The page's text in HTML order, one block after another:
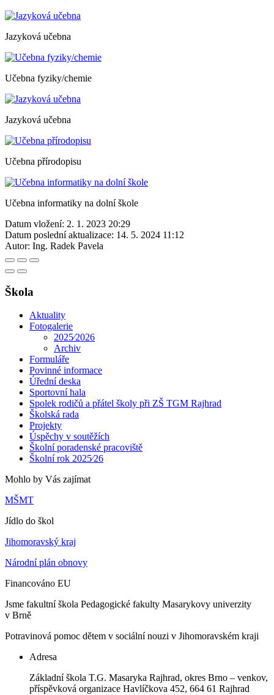
Jazyková učebna
Učebna fyziky/chemie
Jazyková učebna
Učebna přírodopisu
Učebna informatiky na dolní škole
Datum vložení: 2. 1. 2023 20:29
Datum poslední aktualizace: 14. 5. 2024 11:12
Autor: Ing. Radek Pavela
Škola
Aktuality
Fotogalerie
2025⁄2026
Archiv
Formuláře
Povinné informace
Úřední deska
Sportovní hala
Spolek rodičů a přátel školy při ZŠ TGM Rajhrad
Školská rada
Projekty
Úspěchy v soutěžích
Školní poradenské pracoviště
Školní rok 2025⁄26
Mohlo by Vás zajímat
MŠMT
Jídlo do škol
Jihomoravský kraj
Národní plán obnovy
Financováno EU
Jsme fakultní škola Pedagogické fakulty Masarykovy univerzity
v Brně
Potravinová pomoc dětem v sociální nouzi v Jihomoravském kraji
Adresa
Základní škola T.G. Masaryka Rajhrad, okres Brno – venkov,
příspěvková organizace Havlíčkova 452, 664 61 Rajhrad